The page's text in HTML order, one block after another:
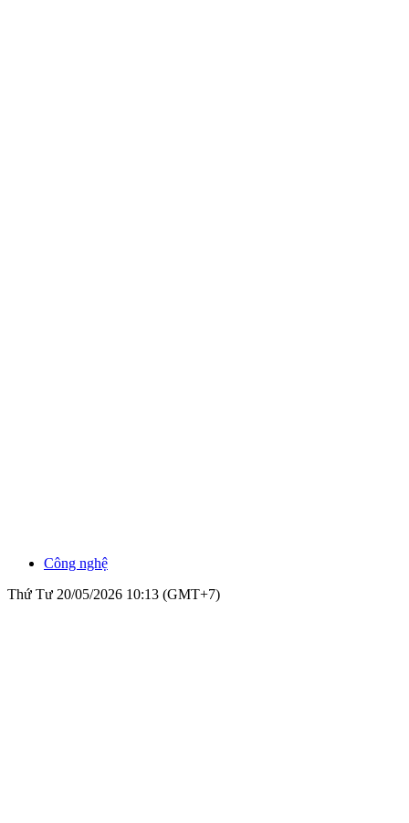
Công nghệ
Thứ Tư 20/05/2026 10:13 (GMT+7)